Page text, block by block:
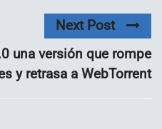
Next Post
una versión que rompe
y retrasa a WebTorrent